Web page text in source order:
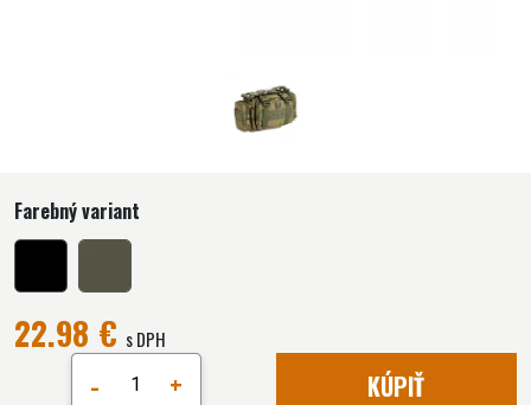
Farebný variant
22.98 € s DPH
- + KÚPIŤ